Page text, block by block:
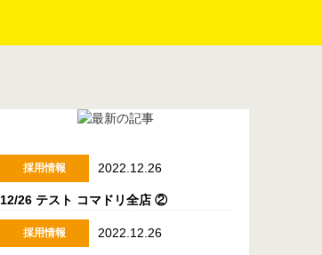
採用情報 2022.12.26
12/26 テスト コマドリ全店 ②
採用情報 2022.12.26